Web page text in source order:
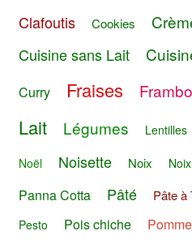
Clafoutis
Cookies
Cuisine sans Lait
Curry
Fraises
Lait Légumes Lentilles
Noël Noisette Noix
Panna Cotta Pâté Pâte à
Pesto
Pois chiche Pomme